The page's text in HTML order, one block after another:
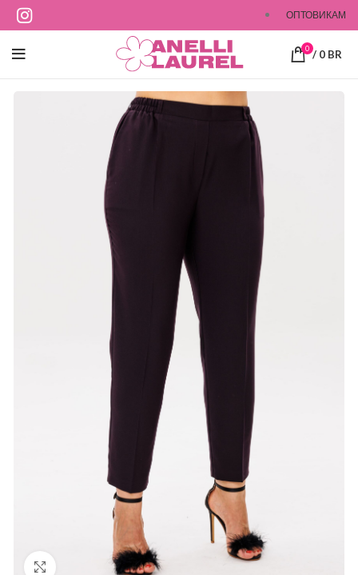
ОПТОВИКАМ
0 / 0 BR
Нажмите, чтобы увеличить изображение